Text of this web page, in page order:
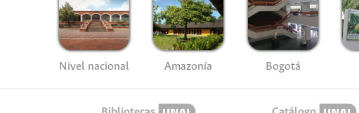
Nivel nacional Amazonía Bogotá